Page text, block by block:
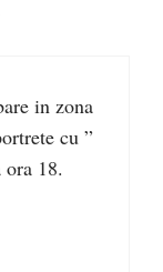
in zona
cu ”
18.